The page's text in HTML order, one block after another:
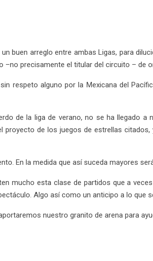
buen arreglo entre ambas Ligas, para
–no precisamente el titular del circuito – de
respeto alguno por la Mexicana del
de la liga de verano, no se ha llegado
proyecto de los juegos de estrellas
En la medida que así suceda mayores
mucho esta clase de partidos que a
Algo así como un anticipo a lo que
nuestro granito de arena para